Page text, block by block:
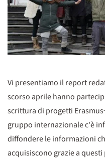
Vi presentiamo il report
scorso aprile hanno
scrittura di progetti
gruppo internazionale c'è
diffondere le informazioni
acquisiscono grazie a